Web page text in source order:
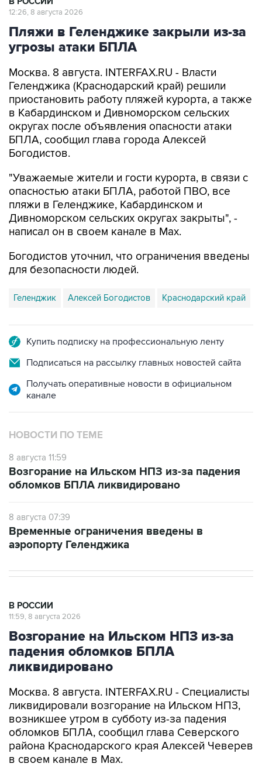
12:26, 8 августа 2026
Пляжи в Геленджике закрыли из-за
угрозы атаки БПЛА
Москва. 8 августа. INTERFAX.RU - Власти
Геленджика (Краснодарский край) решили
приостановить работу пляжей курорта, а также
в Кабардинском и Дивноморском сельских
округах после объявления опасности атаки
БПЛА, сообщил глава города Алексей
Богодистов.
"Уважаемые жители и гости курорта, в связи с
опасностью атаки БПЛА, работой ПВО, все
пляжи в Геленджике, Кабардинском и
Дивноморском сельских округах закрыты", -
написал он в своем канале в Max.
Богодистов уточнил, что ограничения введены
для безопасности людей.
Геленджик Алексей Богодистов Краснодарский край
Купить подписку на профессиональную ленту
Подписаться на рассылку главных новостей сайта
Получать оперативные новости в официальном
канале
НОВОСТИ ПО ТЕМЕ
8 августа 11:59
Возгорание на Ильском НПЗ из-за падения
обломков БПЛА ликвидировано
8 августа 07:39
Временные ограничения введены в
аэропорту Геленджика
В РОССИИ
11:59, 8 августа 2026
Возгорание на Ильском НПЗ из-за
падения обломков БПЛА
ликвидировано
Москва. 8 августа. INTERFAX.RU - Специалисты
ликвидировали возгорание на Ильском НПЗ,
возникшее утром в субботу из-за падения
обломков БПЛА, сообщил глава Северского
района Краснодарского края Алексей Чеверев
в своем канале в Max.